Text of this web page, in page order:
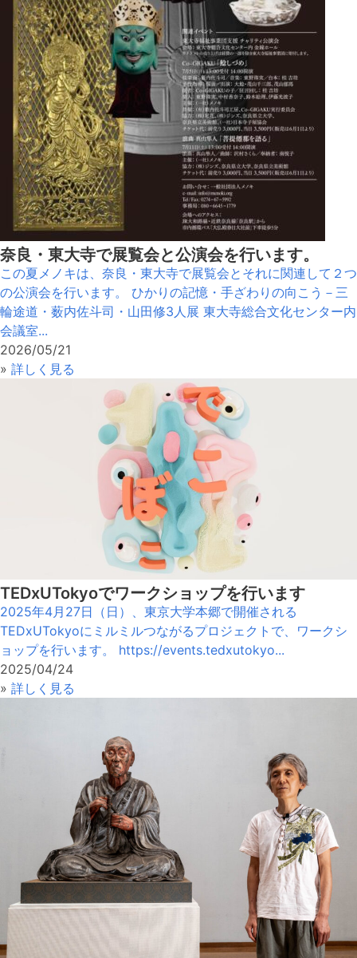
奈良・東大寺で展覧会と公演会を行います。
この夏メノキは、奈良・東大寺で展覧会とそれに関連して２つ
の公演会を行います。 ひかりの記憶・手ざわりの向こう－三
輪途道・薮内佐斗司・山田修3人展 東大寺総合文化センター内
会議室...
2026/05/21
» 詳しく見る
TEDxUTokyoでワークショップを行います
2025年4月27日（日）、東京大学本郷で開催される
TEDxUTokyoにミルミルつながるプロジェクトで、ワークシ
ョップを行います。 https://events.tedxutokyo...
2025/04/24
» 詳しく見る